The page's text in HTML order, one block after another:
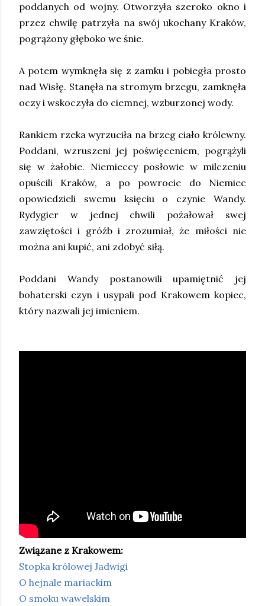
poddanych od wojny. Otworzyła szeroko okno i
przez chwilę patrzyła na swój ukochany Kraków,
pogrążony głęboko we śnie.
A potem wymknęła się z zamku i pobiegła prosto
nad Wisłę. Stanęła na stromym brzegu, zamknęła
oczy i wskoczyła do ciemnej, wzburzonej wody.
Rankiem rzeka wyrzuciła na brzeg ciało królewny.
Poddani, wzruszeni jej poświęceniem, pogrążyli
się w żałobie. Niemieccy posłowie w milczeniu
opuścili Kraków, a po powrocie do Niemiec
opowiedzieli swemu księciu o czynie Wandy.
Rydygier w jednej chwili pożałował swej
zawziętości i gróźb i zrozumiał, że miłości nie
można ani kupić, ani zdobyć siłą.
Poddani Wandy postanowili upamiętnić jej
bohaterski czyn i usypali pod Krakowem kopiec,
który nazwali jej imieniem.
Związane z Krakowem:
Stopka królowej Jadwigi
O hejnale mariackim
O smoku wawelskim